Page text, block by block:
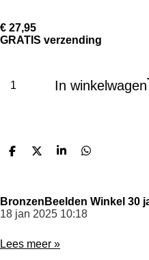
€ 27,95
GRATIS verzending
In winkelwagen
D
n
D
S
e
D
n
BronzenBeelden Winkel 30
18 jan 2025 10:18
Lees meer »